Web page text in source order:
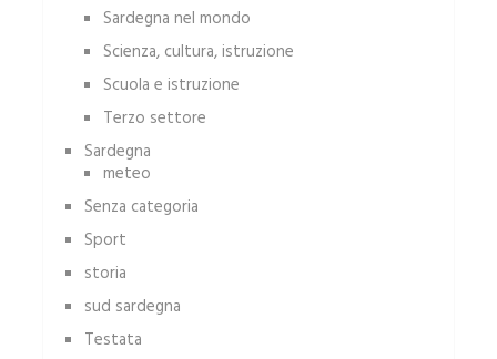
Sardegna nel mondo
Scienza, cultura, istruzione
Scuola e istruzione
Terzo settore
Sardegna
meteo
Senza categoria
Sport
storia
sud sardegna
Testata